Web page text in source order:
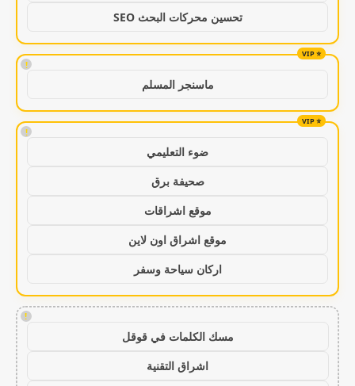
تحسين محركات البحث SEO
!
ماسنجر المسلم
!
ضوء التعليمي
صحيفة برق
موقع اشراقات
موقع اشراق اون لاين
اركان سياحة وسفر
!
مسك الكلمات في قوقل
اشراق التقنية